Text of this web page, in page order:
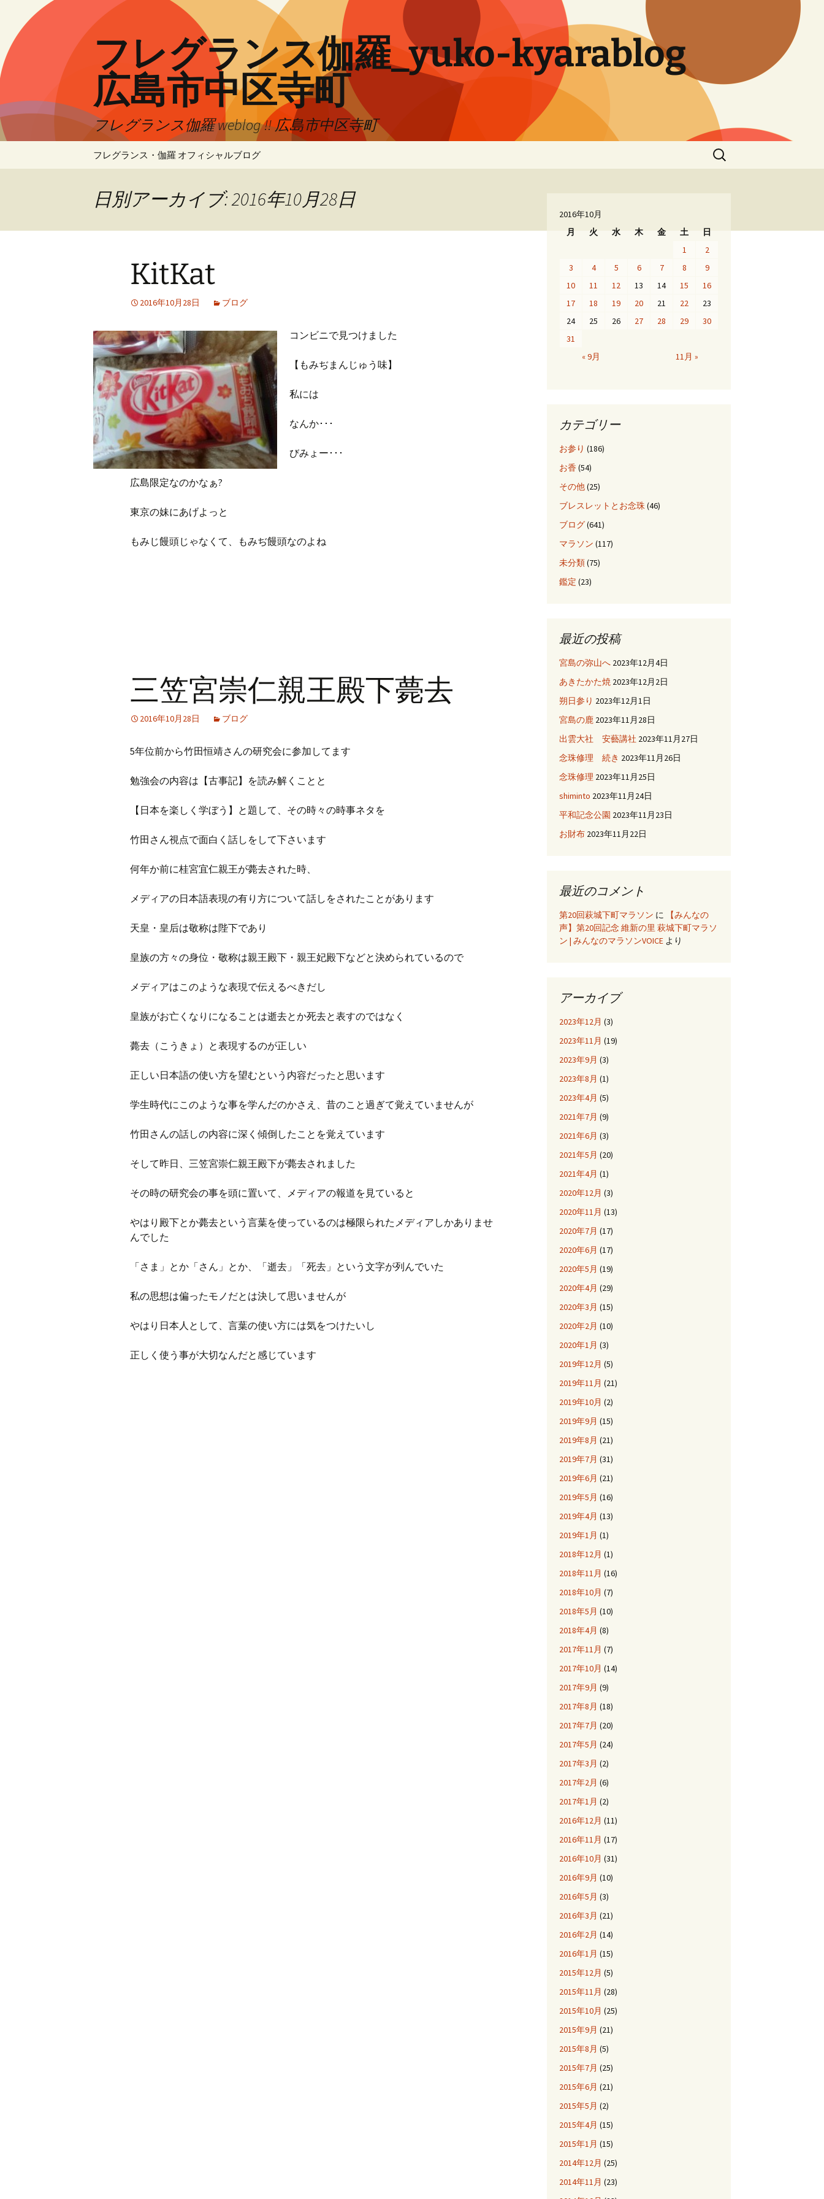
ン
ツ
へ
ッ
プ
フレグランス伽羅_yuko-kyarablog
広島市中区寺町
フレグランス伽羅 weblog !! 広島市中区寺町
フレグランス・伽羅 オフィシャルブログ
検
索:
日別アーカイブ: 2016年10月28日
KitKat
2016年10月28日 ブログ
コンビニで見つけました
【もみぢまんじゅう味】
私には
なんか･･･
びみょー･･･
広島限定なのかなぁ?
東京の妹にあげよっと
もみじ饅頭じゃなくて、もみぢ饅頭なのよね
三笠宮崇仁親王殿下薨去
2016年10月28日 ブログ
5年位前から竹田恒靖さんの研究会に参加してます
勉強会の内容は【古事記】を読み解くことと
【日本を楽しく学ぼう】と題して、その時々の時事ネタを
竹田さん視点で面白く話しをして下さいます
何年か前に桂宮宜仁親王が薨去された時、
メディアの日本語表現の有り方について話しをされたことがあります
天皇・皇后は敬称は陛下であり
皇族の方々の身位・敬称は親王殿下・親王妃殿下などと決められているので
メディアはこのような表現で伝えるべきだし
皇族がお亡くなりになることは逝去とか死去と表すのではなく
薨去（こうきょ）と表現するのが正しい
正しい日本語の使い方を望むという内容だったと思います
学生時代にこのような事を学んだのかさえ、昔のこと過ぎて覚えていませんが
竹田さんの話しの内容に深く傾倒したことを覚えています
そして昨日、三笠宮崇仁親王殿下が薨去されました
その時の研究会の事を頭に置いて、メディアの報道を見ていると
やはり殿下とか薨去という言葉を使っているのは極限られたメディアしかありませ
んでした
「さま」とか「さん」とか、「逝去」「死去」という文字が列んでいた
私の思想は偏ったモノだとは決して思いませんが
やはり日本人として、言葉の使い方には気をつけたいし
正しく使う事が大切なんだと感じています
2016年10月
月
火 水 木 金 土
日
1
2
3
4 5 6 7 8
9
10
11 12 13 14 15
16
17
18 19 20 21 22
23
24
25 26 27 28 29
30
31
« 9月
11月 »
カテゴリー
お参り (186)
お香(54)
その他(25)
ブレスレットとお念珠(46)
ブログ(641)
マラソン (117)
未分類(75)
鑑定 (23)
最近の投稿
宮島の弥山へ 2023年12月4日
あきたかた焼 2023年12月2日
朔日参り 2023年12月1日
宮島の鹿 2023年11月28日
出雲大社 安藝講社 2023年11月27日
念珠修理 続き 2023年11月26日
念珠修理 2023年11月25日
shiminto 2023年11月24日
平和記念公園 2023年11月23日
お財布 2023年11月22日
最近のコメント
第20回萩城下町マラソン に
【みんなの
声】第20回記念 維新の里 萩城下町マラソ
ン | みんなのマラソンVOICE より
アーカイブ
2023年12月 (3)
2023年11月 (19)
2023年9月 (3)
2023年8月 (1)
2023年4月 (5)
2021年7月 (9)
2021年6月 (3)
2021年5月 (20)
2021年4月 (1)
2020年12月 (3)
2020年11月 (13)
2020年7月 (17)
2020年6月 (17)
2020年5月 (19)
2020年4月 (29)
2020年3月 (15)
2020年2月 (10)
2020年1月 (3)
2019年12月 (5)
2019年11月 (21)
2019年10月 (2)
2019年9月 (15)
2019年8月 (21)
2019年7月 (31)
2019年6月 (21)
2019年5月 (16)
2019年4月 (13)
2019年1月 (1)
2018年12月 (1)
2018年11月 (16)
2018年10月 (7)
2018年5月 (10)
2018年4月 (8)
2017年11月 (7)
2017年10月 (14)
2017年9月 (9)
2017年8月 (18)
2017年7月 (20)
2017年5月 (24)
2017年3月 (2)
2017年2月 (6)
2017年1月 (2)
2016年12月 (11)
2016年11月 (17)
2016年10月 (31)
2016年9月 (10)
2016年5月 (3)
2016年3月 (21)
2016年2月 (14)
2016年1月 (15)
2015年12月 (5)
2015年11月 (28)
2015年10月 (25)
2015年9月 (21)
2015年8月 (5)
2015年7月 (25)
2015年6月 (21)
2015年5月 (2)
2015年4月 (15)
2015年1月 (15)
2014年12月 (25)
2014年11月 (23)